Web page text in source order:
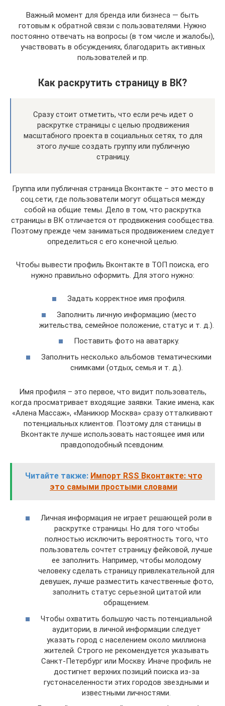
Важный момент для бренда или бизнеса — быть
готовым к обратной связи с пользователями. Нужно
постоянно отвечать на вопросы (в том числе и жалобы),
участвовать в обсуждениях, благодарить активных
пользователей и пр.
Как раскрутить страницу в ВК?
Сразу стоит отметить, что если речь идет о
раскрутке страницы с целью продвижения
масштабного проекта в социальных сетях, то для
этого лучше создать группу или публичную
страницу.
Группа или публичная страница Вконтакте – это место в
соц.сети, где пользователи могут общаться между
собой на общие темы. Дело в том, что раскрутка
страницы в ВК отличается от продвижения сообщества.
Поэтому прежде чем заниматься продвижением следует
определиться с его конечной целью.
Чтобы вывести профиль Вконтакте в ТОП поиска, его
нужно правильно оформить. Для этого нужно:
Задать корректное имя профиля.
Заполнить личную информацию (место
жительства, семейное положение, статус и т. д.).
Поставить фото на аватарку.
Заполнить несколько альбомов тематическими
снимками (отдых, семья и т. д.).
Имя профиля – это первое, что видит пользователь,
когда просматривает входящие заявки. Такие имена, как
«Алена Массаж», «Маникюр Москва» сразу отталкивают
потенциальных клиентов. Поэтому для станицы в
Вконтакте лучше использовать настоящее имя или
правдоподобный псевдоним.
Читайте также: Импорт RSS Вконтакте: что
это самыми простыми словами
Личная информация не играет решающей роли в
раскрутке страницы. Но для того чтобы
полностью исключить вероятность того, что
пользователь сочтет страницу фейковой, лучше
ее заполнить. Например, чтобы молодому
человеку сделать страницу привлекательной для
девушек, лучше разместить качественные фото,
заполнить статус серьезной цитатой или
обращением.
Чтобы охватить большую часть потенциальной
аудитории, в личной информации следует
указать город с населением около миллиона
жителей. Строго не рекомендуется указывать
Санкт-Петербург или Москву. Иначе профиль не
достигнет верхних позиций поиска из-за
густонаселенности этих городов звездными и
известными личностями.